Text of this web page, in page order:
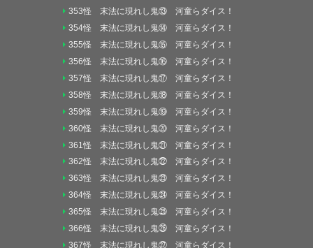
353怪 末法に現れし鬼⑬ 河童らダイス！
354怪 末法に現れし鬼⑭ 河童らダイス！
355怪 末法に現れし鬼⑮ 河童らダイス！
356怪 末法に現れし鬼⑯ 河童らダイス！
357怪 末法に現れし鬼⑰ 河童らダイス！
358怪 末法に現れし鬼⑱ 河童らダイス！
359怪 末法に現れし鬼⑲ 河童らダイス！
360怪 末法に現れし鬼⑳ 河童らダイス！
361怪 末法に現れし鬼㉑ 河童らダイス！
362怪 末法に現れし鬼㉒ 河童らダイス！
363怪 末法に現れし鬼㉓ 河童らダイス！
364怪 末法に現れし鬼㉔ 河童らダイス！
365怪 末法に現れし鬼㉕ 河童らダイス！
366怪 末法に現れし鬼㉖ 河童らダイス！
367怪 末法に現れし鬼㉗ 河童らダイス！